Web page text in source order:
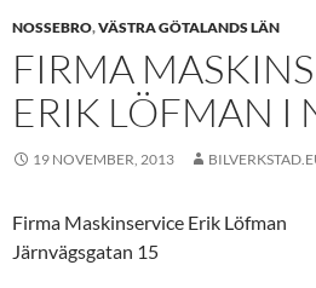
NOSSEBRO,VÄSTRA GÖTALANDS LÄN
FIRMA
ERIK LÖFMAN I
19 NOVEMBER, 2013
Firma Maskinservice Erik Löfman
Järnvägsgatan 15